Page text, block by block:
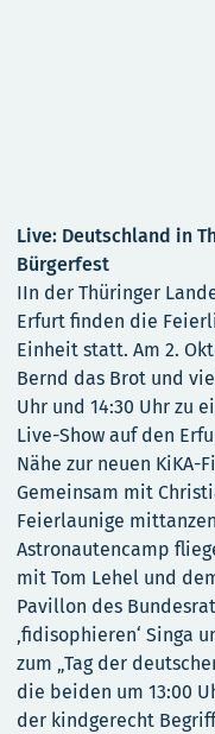
Live: Deutschland in
Bürgerfest
IIn der Thüringer
Erfurt finden die
Einheit statt. Am 2.
Bernd das Brot und
Uhr und 14:30 Uhr zu
Live-Show auf den
Nähe zur neuen KiKA-
Gemeinsam mit
Feierlaunige
Astronautencamp
mit Tom Lehel und
Pavillon des
‚fidisophieren‘ Singa
zum „Tag der
die beiden um 13:00
der kindgerecht